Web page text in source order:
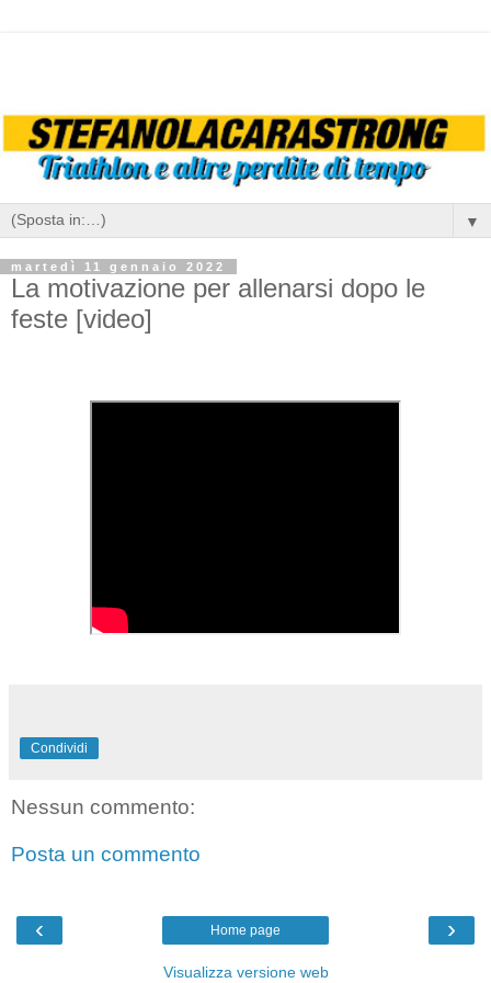
▼
martedì 11 gennaio 2022
La motivazione per allenarsi dopo le
feste [video]
Condividi
Nessun commento:
Posta un commento
‹ ›
Home page
Visualizza versione web